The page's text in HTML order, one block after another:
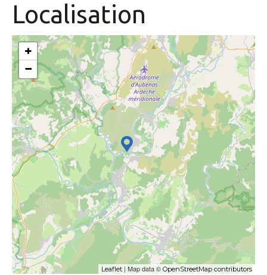
Localisation
+
−
Leaflet | Map data © OpenStreetMap contributors